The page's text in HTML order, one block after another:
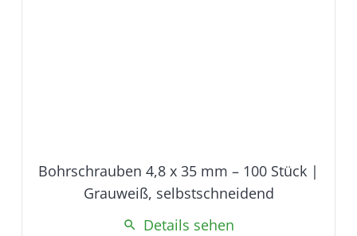
Bohrschrauben 4,8 x 35 mm – 100 Stück |
Grauweiß, selbstschneidend
search Details sehen